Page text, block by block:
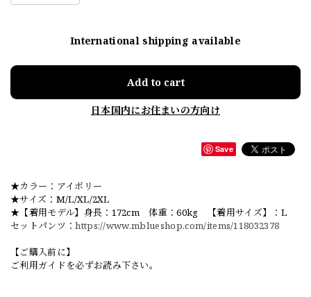
International shipping available
Add to cart
日本国内にお住まいの方向け
Save
★カラー：アイボリー
★サイズ：M/L/XL/2XL
★【着用モデル】身長：172cm 体重：60kg 【着用サイズ】：L
セットパンツ：https://www.mblueshop.com/items/118032378
【ご購入前に】
ご利用ガイドを必ずお読み下さい。